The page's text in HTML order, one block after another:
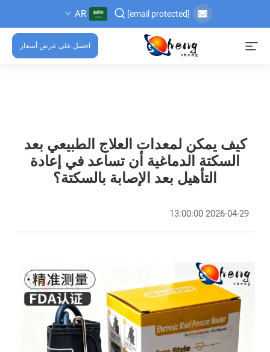
[email protected]
AR
احصل على عرض أسعار
كيف يمكن لمعدات العلاج الطبيعي بعد
السكتة الدماغية أن تساعد في إعادة
التأهيل بعد الإصابة بالسكتة؟
2026-04-29 13:00:00